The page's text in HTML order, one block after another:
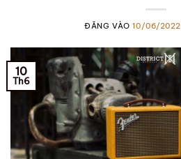
ĐĂNG VÀO10/06/2022
10
Th6